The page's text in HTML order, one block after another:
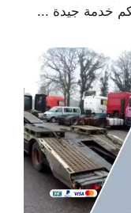
خدمة جيدة ...